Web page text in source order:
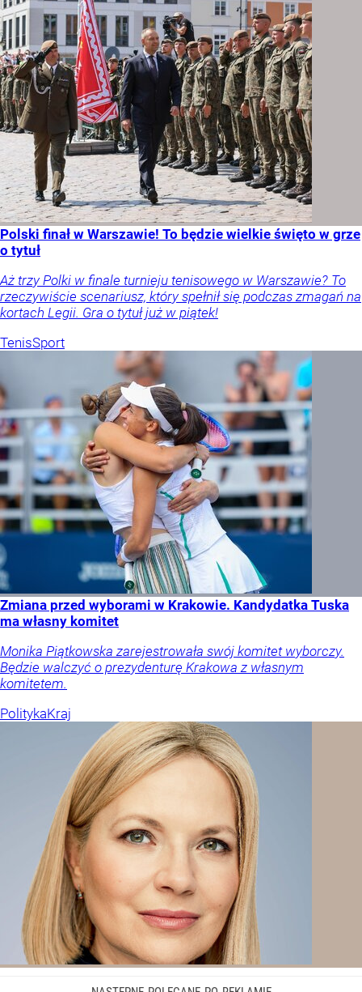
Polski finał w Warszawie! To będzie wielkie święto w grze
o tytuł
Aż trzy Polki w finale turnieju tenisowego w Warszawie? To
rzeczywiście scenariusz, który spełnił się podczas zmagań na
kortach Legii. Gra o tytuł już w piątek!
TenisSport
Zmiana przed wyborami w Krakowie. Kandydatka Tuska
ma własny komitet
Monika Piątkowska zarejestrowała swój komitet wyborczy.
Będzie walczyć o prezydenturę Krakowa z własnym
komitetem.
PolitykaKraj